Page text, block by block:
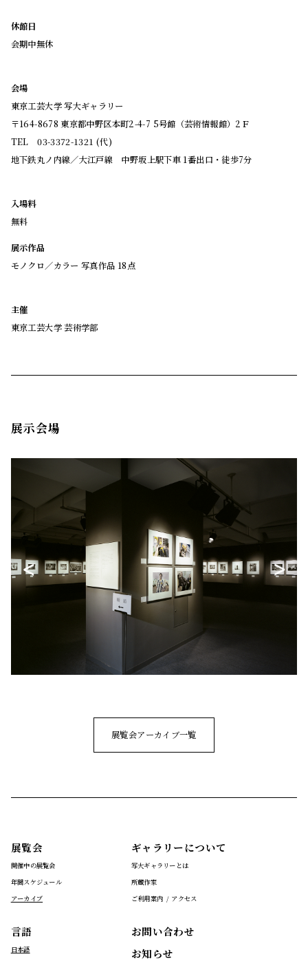
休館日
会期中無休
会場
東京工芸大学 写大ギャラリー
〒164-8678 東京都中野区本町2-4-7 5号館（芸術情報館）2Ｆ
TEL 03-3372-1321 (代)
地下鉄丸ノ内線／大江戸線 中野坂上駅下車 1番出口・徒歩7分
入場料
無料
展示作品
モノクロ／カラー 写真作品 18点
主催
東京工芸大学 芸術学部
展示会場
< >
展覧会アーカイブ一覧
展覧会
開催中の展覧会
年間スケジュール
アーカイブ
言語
日本語
ギャラリーについて
写大ギャラリーとは
所蔵作家
ご利用案内 / アクセス
お問い合わせ
お知らせ